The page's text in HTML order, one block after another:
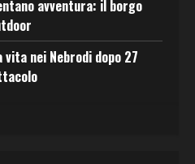
avventura: il borgo
vita nei Nebrodi dopo 27